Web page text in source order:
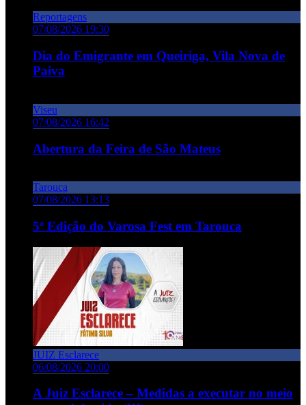
Reportagens
07/08/2026 19:30
Dia do Emigrante em Queiriga, Vila Nova de
Paiva
Viseu
07/08/2026 16:42
Abertura da Feira de São Mateus
Tarouca
07/08/2026 13:13
5ª Edição do Varosa Fest em Tarouca
JUIZ Esclarece
06/08/2026 20:00
A Juiz Esclarece – Medidas a executar no meio